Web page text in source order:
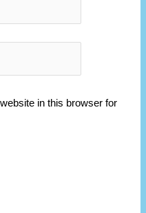
in this browser for